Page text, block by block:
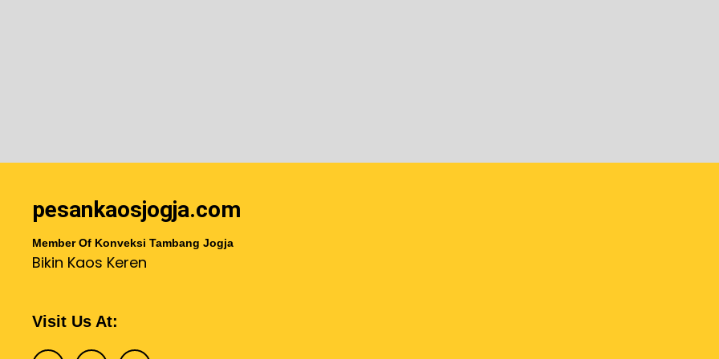
pesankaosjogja.com
Member Of Konveksi Tambang Jogja
Bikin Kaos Keren
Visit Us At: